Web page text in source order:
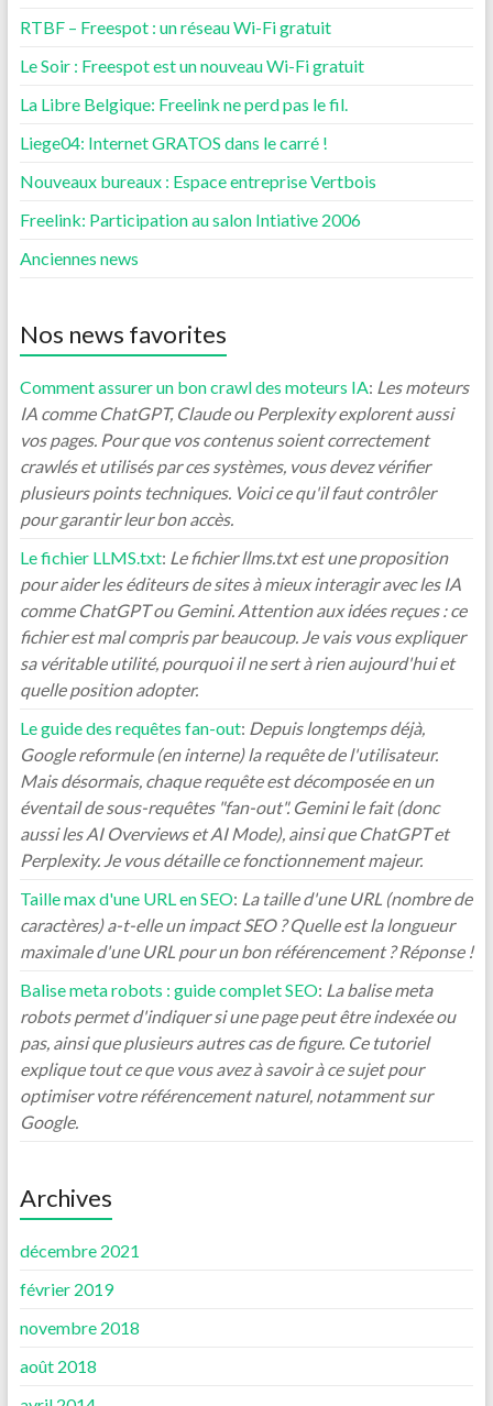
RTBF – Freespot : un réseau Wi-Fi gratuit
Le Soir : Freespot est un nouveau Wi-Fi gratuit
La Libre Belgique: Freelink ne perd pas le fil.
Liege04: Internet GRATOS dans le carré !
Nouveaux bureaux : Espace entreprise Vertbois
Freelink: Participation au salon Intiative 2006
Anciennes news
Nos news favorites
Comment assurer un bon crawl des moteurs IA: Les moteurs
IA comme ChatGPT, Claude ou Perplexity explorent aussi
vos pages. Pour que vos contenus soient correctement
crawlés et utilisés par ces systèmes, vous devez vérifier
plusieurs points techniques. Voici ce qu'il faut contrôler
pour garantir leur bon accès.
Le fichier LLMS.txt: Le fichier llms.txt est une proposition
pour aider les éditeurs de sites à mieux interagir avec les IA
comme ChatGPT ou Gemini. Attention aux idées reçues : ce
fichier est mal compris par beaucoup. Je vais vous expliquer
sa véritable utilité, pourquoi il ne sert à rien aujourd'hui et
quelle position adopter.
Le guide des requêtes fan-out: Depuis longtemps déjà,
Google reformule (en interne) la requête de l'utilisateur.
Mais désormais, chaque requête est décomposée en un
éventail de sous-requêtes "fan-out". Gemini le fait (donc
aussi les AI Overviews et AI Mode), ainsi que ChatGPT et
Perplexity. Je vous détaille ce fonctionnement majeur.
Taille max d'une URL en SEO: La taille d'une URL (nombre de
caractères) a-t-elle un impact SEO ? Quelle est la longueur
maximale d'une URL pour un bon référencement ? Réponse !
Balise meta robots : guide complet SEO: La balise meta
robots permet d'indiquer si une page peut être indexée ou
pas, ainsi que plusieurs autres cas de figure. Ce tutoriel
explique tout ce que vous avez à savoir à ce sujet pour
optimiser votre référencement naturel, notamment sur
Google.
Archives
décembre 2021
février 2019
novembre 2018
août 2018